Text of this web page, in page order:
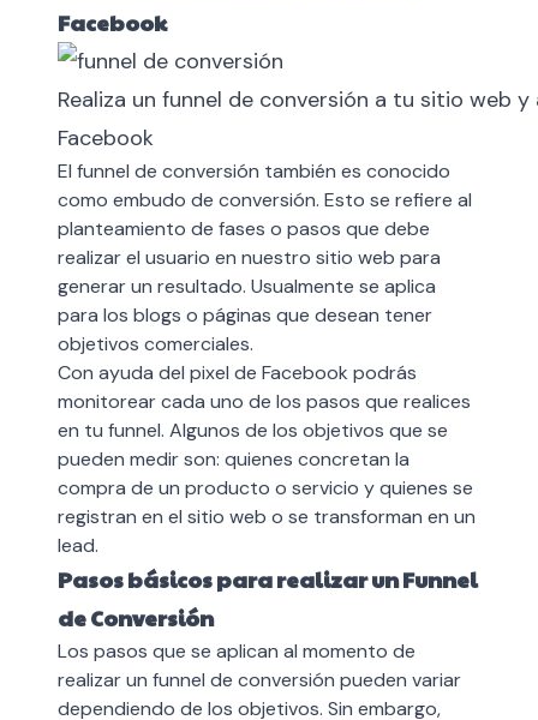
Facebook
Realiza un funnel de conversión a tu sitio web y
Facebook
El funnel de conversión también es conocido
como embudo de conversión. Esto se refiere al
planteamiento de fases o pasos que debe
realizar el usuario en nuestro sitio web para
generar un resultado. Usualmente se aplica
para los blogs o páginas que desean tener
objetivos comerciales.
Con ayuda del pixel de Facebook podrás
monitorear cada uno de los pasos que realices
en tu funnel. Algunos de los objetivos que se
pueden medir son: quienes concretan la
compra de un producto o servicio y quienes se
registran en el sitio web o se transforman en un
lead.
Pasos básicos para realizar un Funnel
de Conversión
Los pasos que se aplican al momento de
realizar un funnel de conversión pueden variar
dependiendo de los objetivos. Sin embargo,